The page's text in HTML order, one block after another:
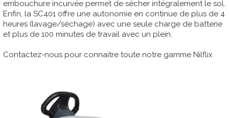
embouchure incurvée permet de sécher intégralement le sol.
Enfin, la SC401 offre une autonomie en continue de plus de 4
heures (lavage/séchage) avec une seule charge de batterie
et plus de 100 minutes de travail avec un plein.
Contactez-nous pour connaitre toute notre gamme Nilflix